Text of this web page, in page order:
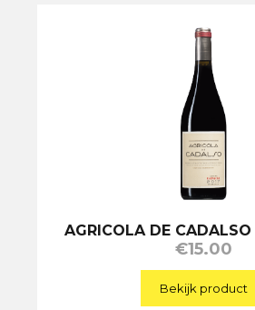
AGRICOLA DE CADALSO
€15.00
Bekijk product